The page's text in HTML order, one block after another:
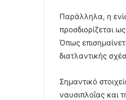
Παράλληλα, η
προσδιορίζεται
Όπως
διατλαντικής
Σημαντικό
ναυσιπλοΐας και